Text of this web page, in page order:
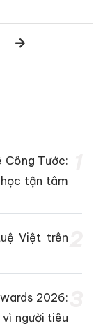
Công Tước:
tận tâm
Việt trên
2026:
người tiêu